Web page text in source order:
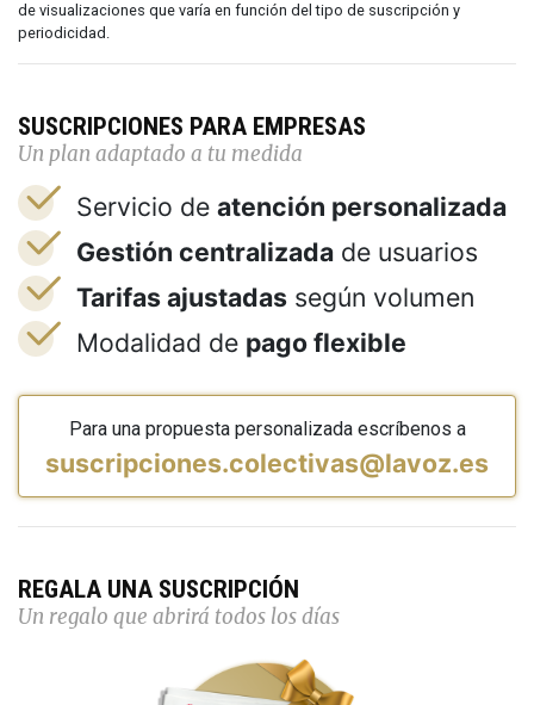
de visualizaciones que varía en función del tipo de suscripción y
periodicidad.
SUSCRIPCIONES PARA EMPRESAS
Un plan adaptado a tu medida
Servicio de atención personalizada
Gestión centralizada de usuarios
Tarifas ajustadas según volumen
Modalidad de pago flexible
Para una propuesta personalizada escríbenos a
suscripciones.colectivas@lavoz.es
REGALA UNA SUSCRIPCIÓN
Un regalo que abrirá todos los días